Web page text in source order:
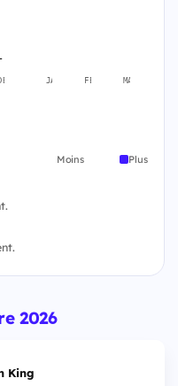
JANV. FÉVR. MARS
Moins Plus
2026
King